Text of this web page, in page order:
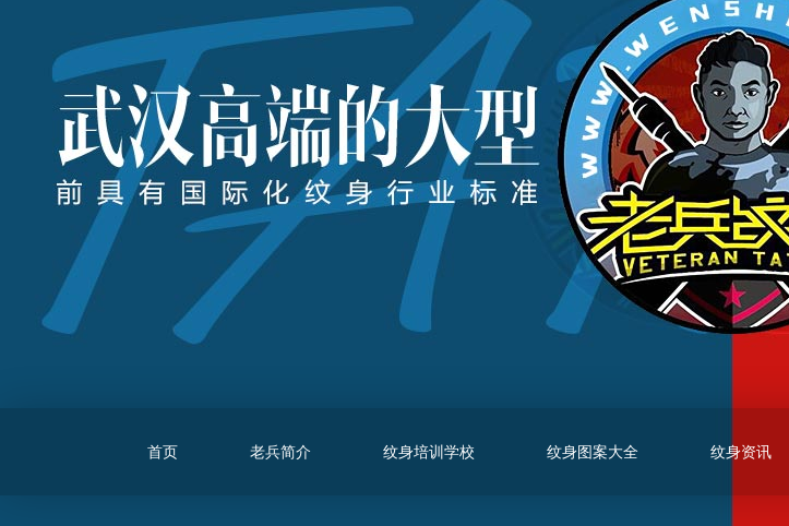
首页 老兵简介 纹身培训学校 纹身图案大全 纹身资讯